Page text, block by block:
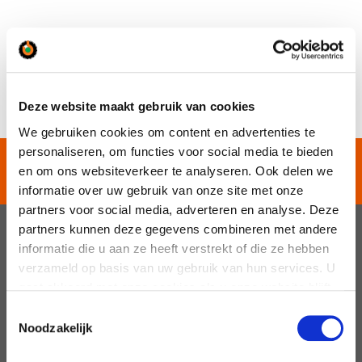
Deze website maakt gebruik van cookies
We gebruiken cookies om content en advertenties te
personaliseren, om functies voor social media te bieden
en om ons websiteverkeer te analyseren. Ook delen we
informatie over uw gebruik van onze site met onze
partners voor social media, adverteren en analyse. Deze
partners kunnen deze gegevens combineren met andere
informatie die u aan ze heeft verstrekt of die ze hebben
verzameld op basis van uw gebruik van hun services. U
Noodzakelijk
125 JAAR EXPERTS IN
BEWEGING